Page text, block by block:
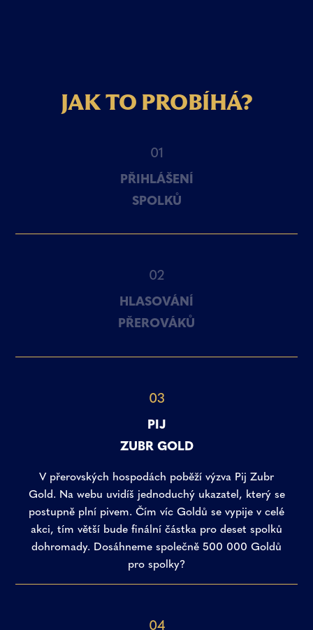
JAK TO PROBÍHÁ?
01
PŘIHLÁŠENÍ
SPOLKŮ
02
HLASOVÁNÍ
PŘEROVÁKŮ
03
PIJ
ZUBR GOLD
V přerovských hospodách poběží výzva Pij Zubr
Gold. Na webu uvidíš jednoduchý ukazatel, který se
postupně plní pivem. Čím víc Goldů se vypije v celé
akci, tím větší bude finální částka pro deset spolků
dohromady. Dosáhneme společně 500 000 Goldů
pro spolky?
04